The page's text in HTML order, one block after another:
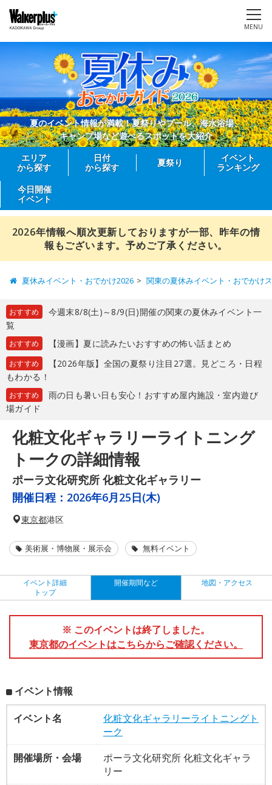
MENU
夏のイベント情報が満載！夏祭りやプール、海水浴場、
キャンプ場など遊べるスポットを大紹介
エリア
から探す
日付
から探す
夏祭り
イベント
ランキング
今日開催
イベント
2026年情報へ順次更新しておりますが一部、昨年の情
報もございます。予めご了承ください。
夏休みイベント・おでかけ2026 関東の夏休みイベント・おでかけ
おすすめ
今週末8/8(土)～8/9(日)開催の関東の夏休みイベント一
覧
おすすめ 【漫画】夏に読みたいおすすめの怖い話まとめ
おすすめ
【2026年版】全国の夏祭り注目27選。見どころ・日程
もわかる！
おすすめ
雨の日も暑い日も安心！おすすめ屋内施設・室内遊び
場ガイド
化粧文化ギャラリーライトニング
トークの詳細情報
ポーラ文化研究所 化粧文化ギャラリー
開催日程： 2026年6月25日(木)
東京都港区
美術展・博物展・展示会 無料イベント
イベント詳細
トップ
開催期間など 地図・アクセス
※ このイベントは終了しました。
東京都のイベントはこちらからご確認ください。
イベント情報
イベント名
化粧文化ギャラリーライトニングト
ーク
開催場所・会場
ポーラ文化研究所 化粧文化ギャラ
リー